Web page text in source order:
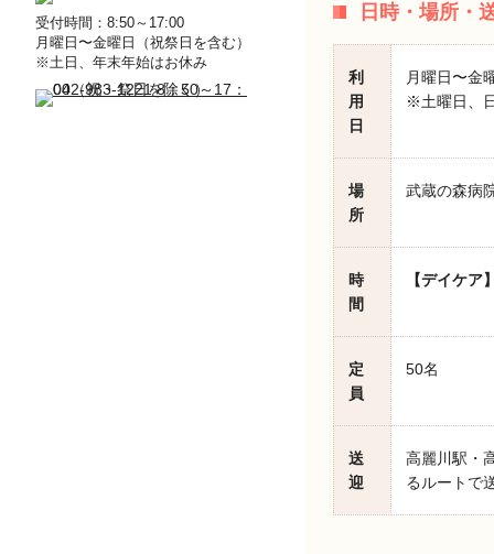
受付時間：8:50～17:00
月曜日〜金曜日（祝祭日を含む）
※土日、年末年始はお休み
日時・場所・
利
用
日
月曜日〜金
※土曜日、
場
所
武蔵の森病
時
間
【デイケア
定
員
50名
送
迎
高麗川駅・
るルートで